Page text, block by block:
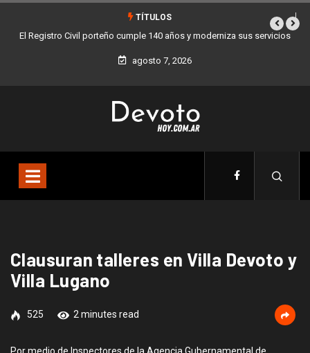
TÍTULOS
El Registro Civil porteño cumple 140 años y moderniza sus servicios
agosto 7, 2026
Clausuran talleres en Villa Devoto y
Villa Lugano
525 2 minutes read